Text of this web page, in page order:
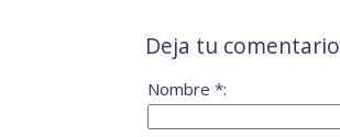
Deja tu comentario
Nombre *: